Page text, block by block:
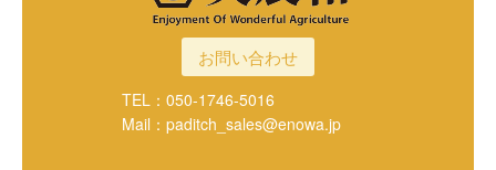
お問い合わせ
TEL：050-1746-5016
Mail：paditch_sales@enowa.jp